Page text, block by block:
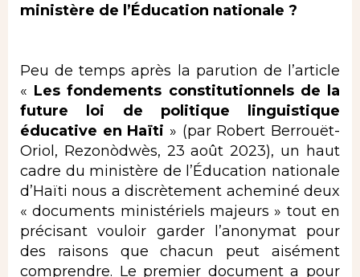
ministère de l’Éducation nationale ?
Peu de temps après la parution de l’article
« Les fondements constitutionnels de la
future loi de politique linguistique
éducative en Haïti » (par Robert Berrouët-
Oriol, Rezonòdwès, 23 août 2023), un haut
cadre du ministère de l’Éducation nationale
d’Haïti nous a discrètement acheminé deux
« documents ministériels majeurs » tout en
précisant vouloir garder l’anonymat pour
des raisons que chacun peut aisément
comprendre. Le premier document a pour